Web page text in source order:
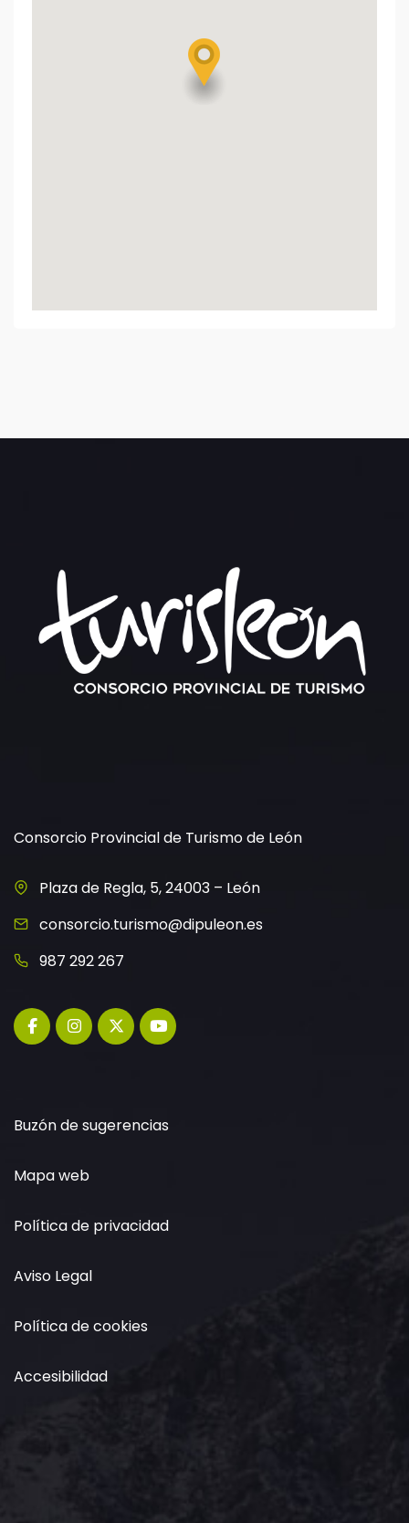
Consorcio Provincial de Turismo de León
Plaza de Regla, 5, 24003 – León
consorcio.turismo@dipuleon.es
987 292 267
Buzón de sugerencias
Mapa web
Política de privacidad
Aviso Legal
Política de cookies
Accesibilidad